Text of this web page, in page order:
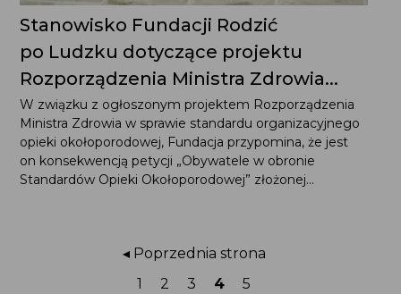
Stanowisko Fundacji Rodzić
po Ludzku dotyczące projektu
Rozporządzenia Ministra Zdrowia...
W związku z ogłoszonym projektem Rozporządzenia
Ministra Zdrowia w sprawie standardu organizacyjnego
opieki okołoporodowej, Fundacja przypomina, że jest
on konsekwencją petycji „Obywatele w obronie
Standardów Opieki Okołoporodowej” złożonej...
◂ Poprzednia strona
Strona
1 Strona
2 Strona
3 Strona
4 Strona
5